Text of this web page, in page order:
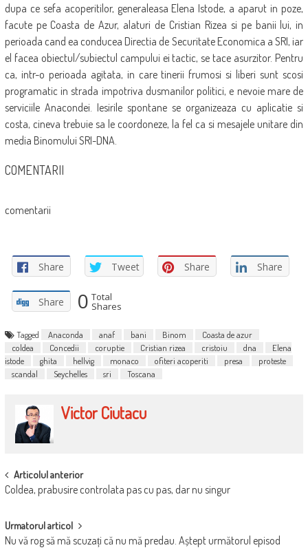
dupa ce sefa acoperitilor, generaleasa Elena Istode, a aparut in poze,
facute pe Coasta de Azur, alaturi de Cristian Rizea si pe banii lui, in
perioada cand ea conducea Directia de Securitate Economica a SRI, iar
el facea obiectul/subiectul campului ei tactic, se tace asurzitor. Pentru
ca, intr-o perioada agitata, in care tinerii frumosi si liberi sunt scosi
programatic in strada impotriva dusmanilor politici, e nevoie mare de
serviciile Anacondei. Iesirile spontane se organizeaza cu aplicatie si
costa, cineva trebuie sa le coordoneze, la fel ca si mesajele unitare din
media Binomului SRI-DNA.
COMENTARII
comentarii
Share Tweet Share Share
Share 0 Total
Shares
Tagged Anaconda anaf bani Binom
Coasta de azur
coldea
Concedii coruptie Cristian rizea cristoiu dna
Elena
istode
ghita hellvig monaco ofiteri acoperiti presa
proteste
scandal
Seychelles sri Toscana
Victor Ciutacu
POST
NAVIGATION
Articolul anterior
Coldea, prabusire controlata pas cu pas, dar nu singur
Urmatorul articol
Nu vă rog să mă scuzați că nu mă predau. Aștept următorul episod